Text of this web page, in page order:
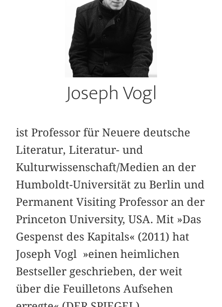
Joseph Vogl
ist Professor für Neuere deutsche
Literatur, Literatur- und
Kulturwissenschaft/Medien an der
Humboldt-Universität zu Berlin und
Permanent Visiting Professor an der
Princeton University, USA. Mit »Das
Gespenst des Kapitals« (2011) hat
Joseph Vogl »einen heimlichen
Bestseller geschrieben, der weit
über die Feuilletons Aufsehen